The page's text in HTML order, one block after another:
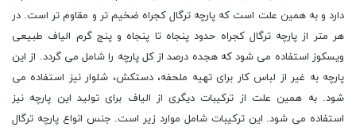
دارد و به همین علت است که پارچه ترگال کجراه ضخیم تر و مقاوم تر است. در
هر متر از پارچه ترگال کجراه حدود پنجاه تا پنجاه و پنج گرم الیاف طبیعی
ویسکوز استفاده می شود که هجده درصد از کل پارچه را شامل می گردد. از این
پارچه به غیر از لباس کار برای تهیه ملحفه، دستکش، شلوار نیز استفاده می
شود. به همین علت از ترکیبات دیگری از الیاف برای تولید این پارچه نیز
استفاده می شود. این ترکیبات شامل موارد زیر است. جنس انواع پارچه ترگال